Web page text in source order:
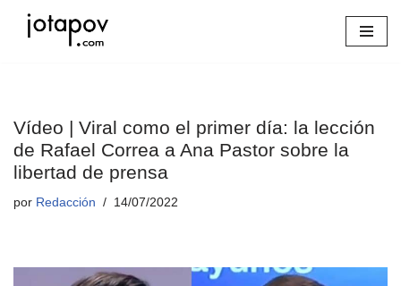
Vídeo | Viral como el primer día: la lección
de Rafael Correa a Ana Pastor sobre la
libertad de prensa
por Redacción 14/07/2022